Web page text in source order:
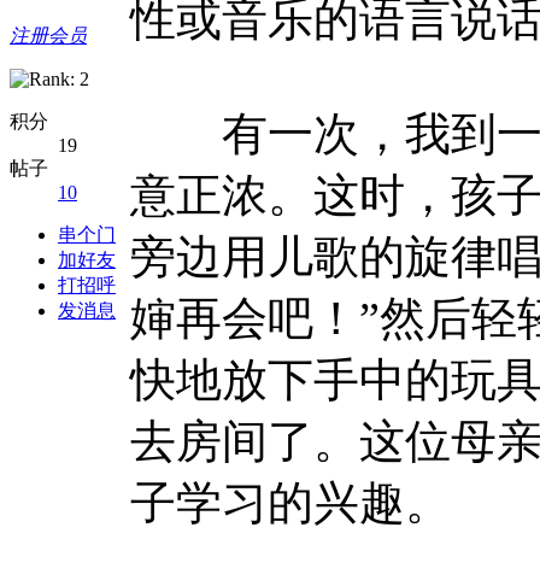
注册会员
积分
19
帖子
10
串个门
加好友
打招呼
发消息
性或音乐的语言说
有一次，我到一
意正浓。这时，孩
旁边用儿歌的旋律
婶再会吧！”然后轻
快地放下手中的玩
去房间了。这位母
子学习的兴趣。